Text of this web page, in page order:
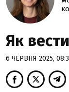
Як
6 ЧЕРВНЯ 2025,